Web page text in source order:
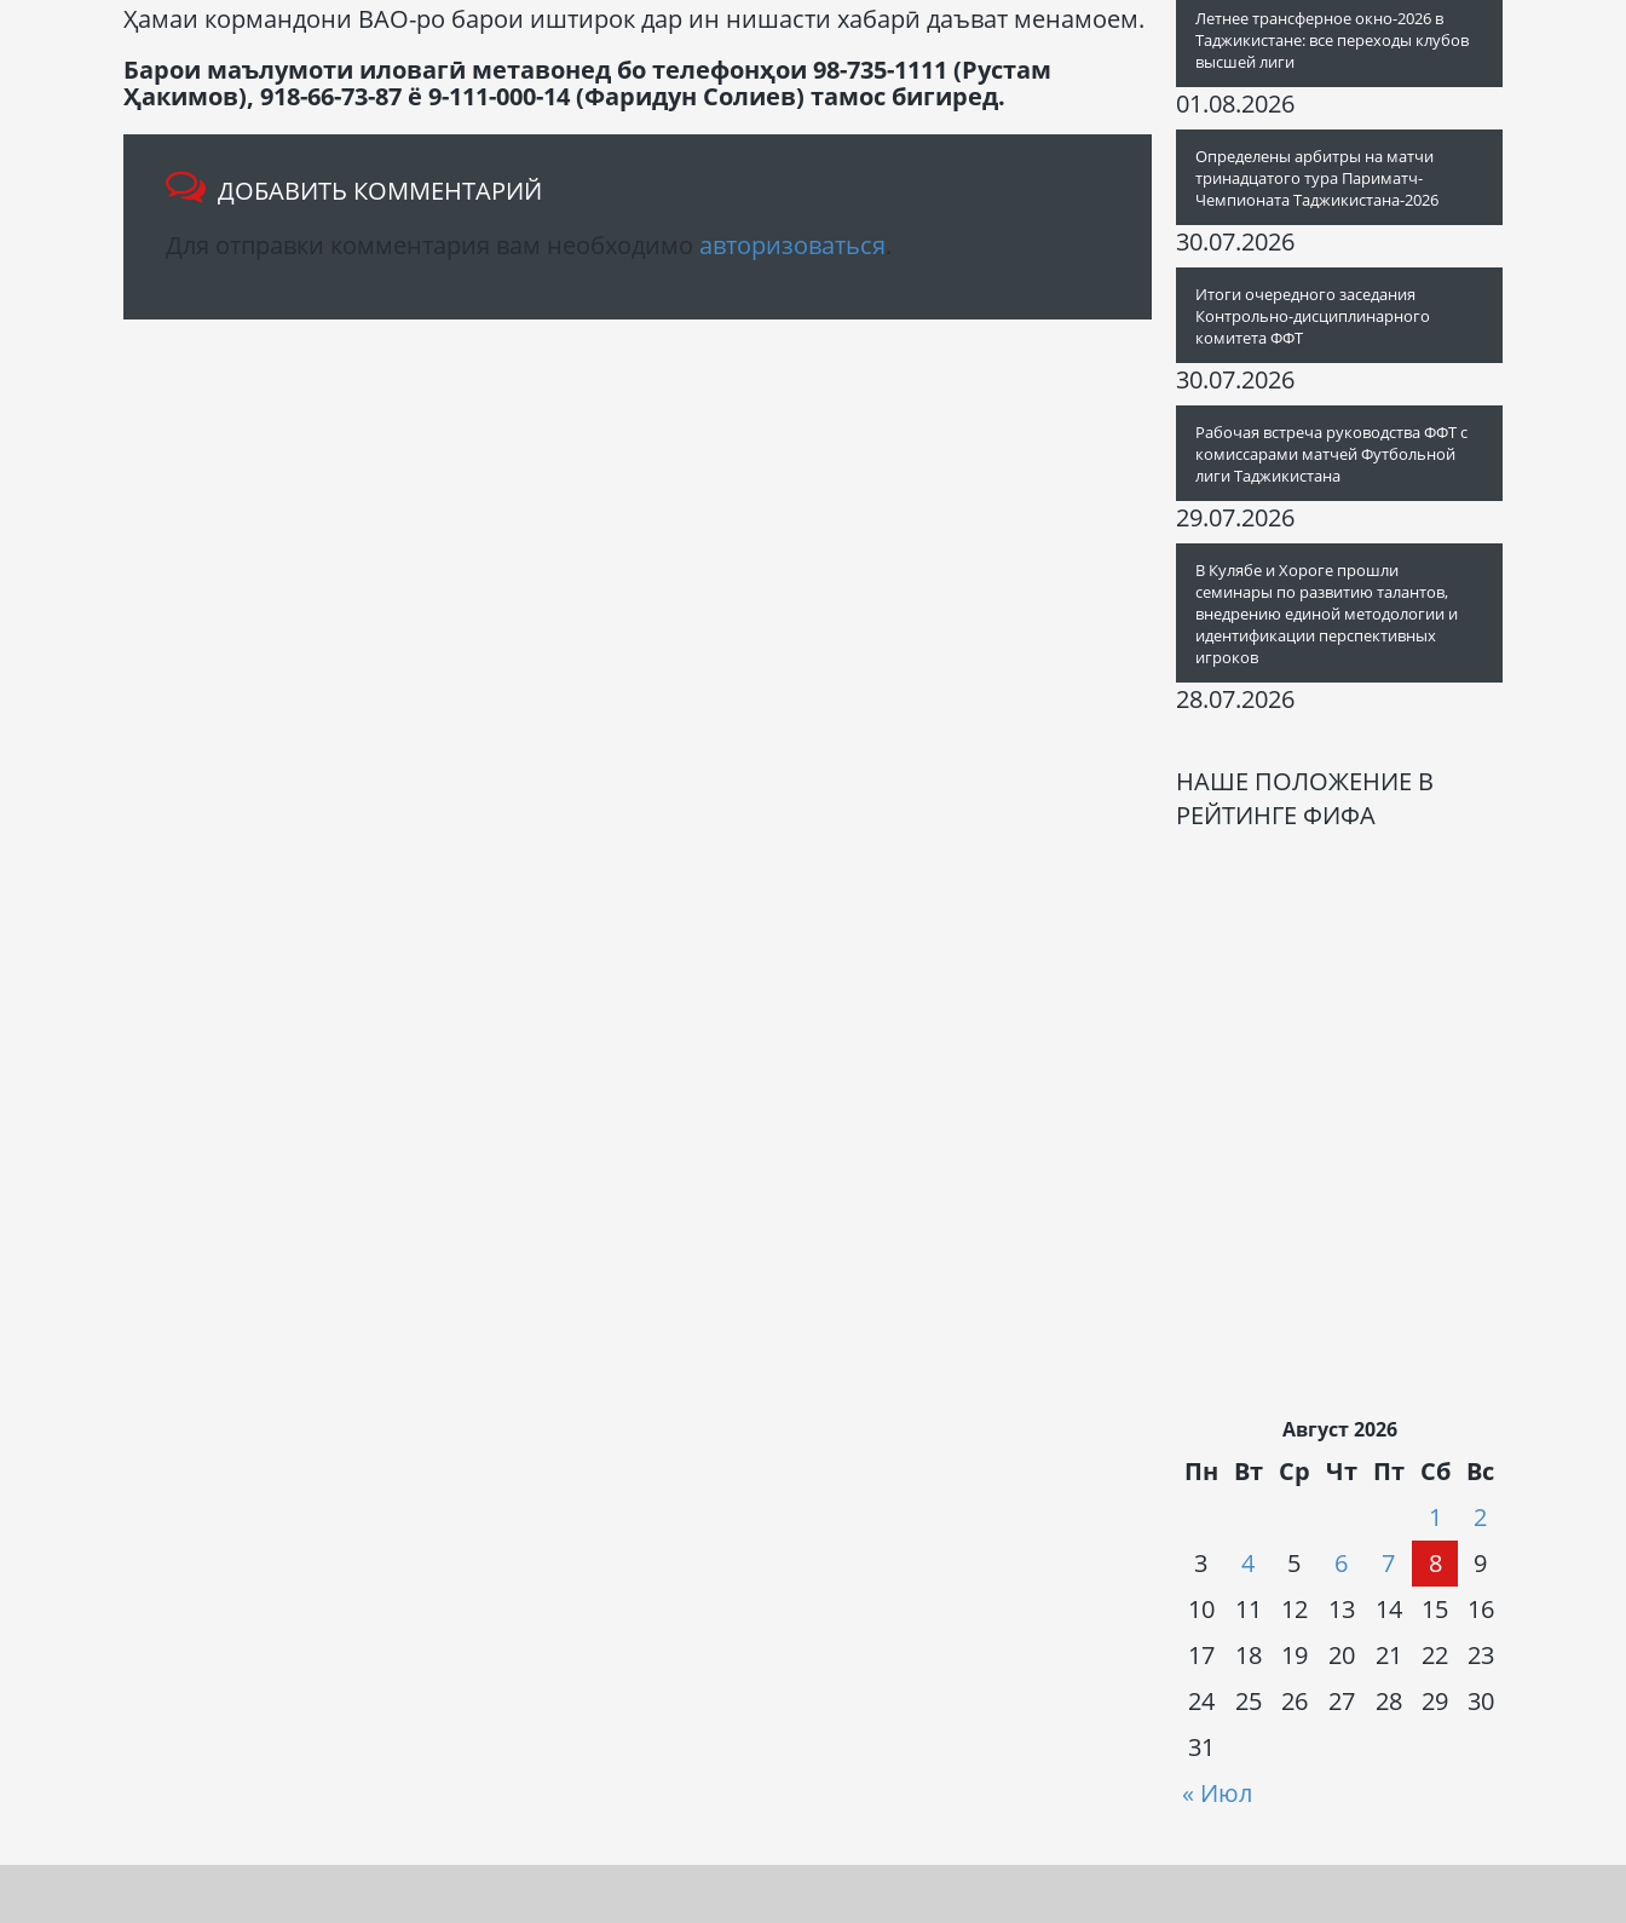
Ҳамаи кормандони ВАО-ро барои иштирок дар ин нишасти хабарӣ даъват менамоем.
Барои маълумоти иловагӣ метавонед бо телефонҳои 98-735-1111 (Рустам
Ҳакимов), 918-66-73-87 ё 9-111-000-14 (Фаридун Солиев) тамос бигиред.
ДОБАВИТЬ КОММЕНТАРИЙ
авторизоваться
Летнее трансферное окно-2026 в
Таджикистане: все переходы клубов
высшей лиги
01.08.2026
Определены арбитры на матчи
тринадцатого тура Париматч-
Чемпионата Таджикистана-2026
30.07.2026
Итоги очередного заседания
Контрольно-дисциплинарного
комитета ФФТ
30.07.2026
Рабочая встреча руководства ФФТ с
комиссарами матчей Футбольной
лиги Таджикистана
29.07.2026
В Кулябе и Хороге прошли
семинары по развитию талантов,
внедрению единой методологии и
идентификации перспективных
игроков
28.07.2026
НАШЕ ПОЛОЖЕНИЕ В
РЕЙТИНГЕ ФИФА
Август 2026
Пн Вт Ср Чт Пт Сб Вс
« Июл
1
2
3
4 5 6 7 8
9
10
11 12 13 14 15
16
17
18 19 20 21 22
23
24
25 26 27 28 29
30
31